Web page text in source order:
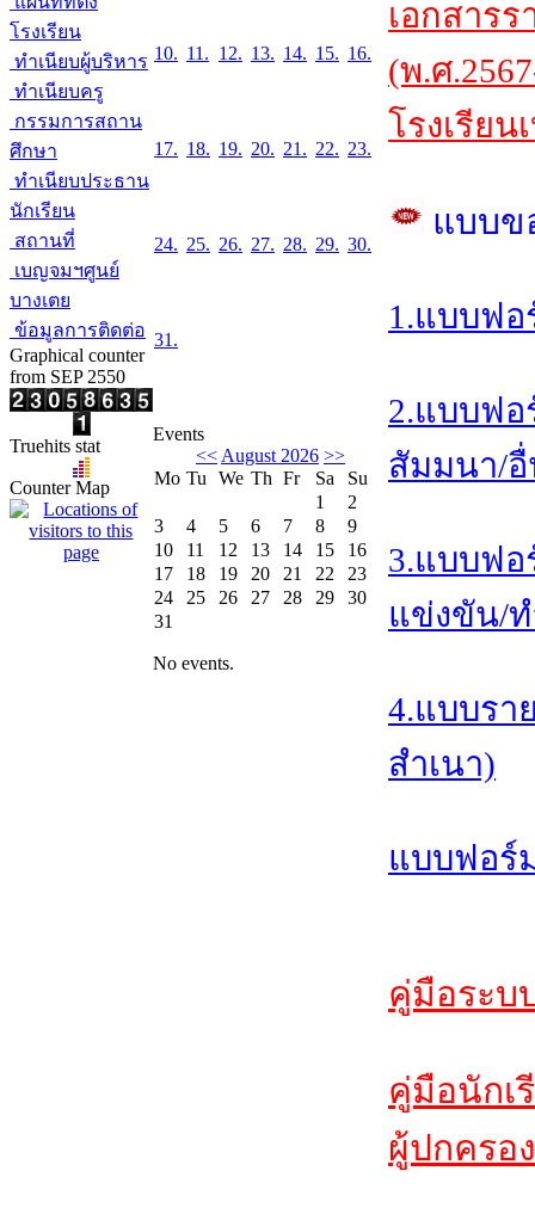
โรงเรียน
ทำเนียบผู้บริหาร
ทำเนียบครู
กรรมการสถาน
ศึกษา
ทำเนียบประธาน
นักเรียน
สถานที่
เบญจมฯศูนย์
บางเตย
ข้อมูลการติดต่อ
Graphical counter
from SEP 2550
Truehits stat
Counter Map
10. 11. 12. 13. 14. 15. 16.
17. 18. 19. 20. 21. 22. 23.
24. 25. 26. 27. 28. 29. 30.
31.
Events
<< August 2026 >>
Mo Tu We Th Fr Sa
Su
1
2
3
4 5 6 7 8
9
10
11 12 13 14 15
16
17
18 19 20 21 22
23
24
25 26 27 28 29
30
31
No events.
เอกสาร
(พ.ศ
โรงเรีย
แบบข
1.แบบฟ
2.แบบฟ
สัมมนา/
3.แบบฟอ
แข่งขัน/
4.แบบรา
สำเนา)
แบบฟอร์
คู่มือระบ
คู่มือนักเ
ผู้ปกครอ